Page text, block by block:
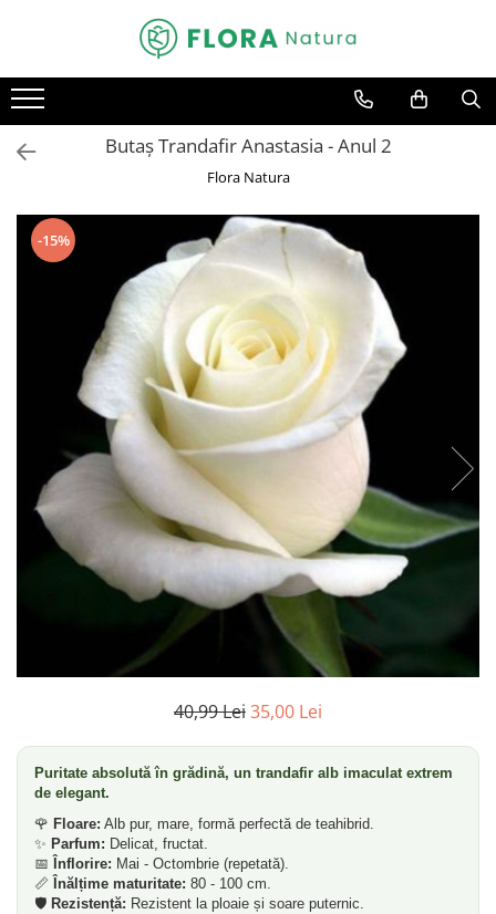
Mar
Par
Prun
Ienupar
Picea
Pin
Arbori Ornamentali
Coacaz
Zmeura
Arbusti cu flori
Bulbi de Crini
Bulbi de Lalele
Bulbi de Narcise
Butaș Trandafir Anastasia - Anul 2
Flora Natura
-15%
40,99 Lei35,00 Lei
Puritate absolută în grădină, un trandafir alb imaculat extrem
de elegant.
🌹 Floare: Alb pur, mare, formă perfectă de teahibrid.
✨ Parfum: Delicat, fructat.
📅
Înflorire: Mai - Octombrie (repetată).
📏 Înălțime maturitate: 80 - 100 cm.
🛡️ Rezistență: Rezistent la ploaie și soare puternic.